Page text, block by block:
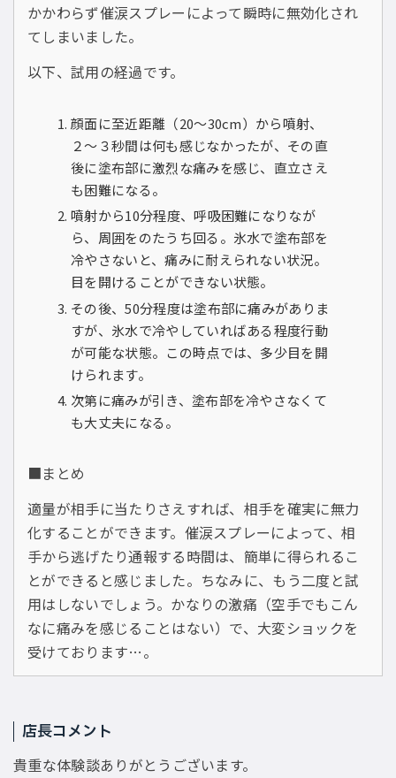
かかわらず催涙スプレーによって瞬時に無効化され
てしまいました。
以下、試用の経過です。
顔面に至近距離（20〜30cm）から噴射、
２〜３秒間は何も感じなかったが、その直
後に塗布部に激烈な痛みを感じ、直立さえ
も困難になる。
噴射から10分程度、呼吸困難になりなが
ら、周囲をのたうち回る。氷水で塗布部を
冷やさないと、痛みに耐えられない状況。
目を開けることができない状態。
その後、50分程度は塗布部に痛みがありま
すが、氷水で冷やしていればある程度行動
が可能な状態。この時点では、多少目を開
けられます。
次第に痛みが引き、塗布部を冷やさなくて
も大丈夫になる。
■まとめ
適量が相手に当たりさえすれば、相手を確実に無力
化することができます。催涙スプレーによって、相
手から逃げたり通報する時間は、簡単に得られるこ
とができると感じました。ちなみに、もう二度と試
用はしないでしょう。かなりの激痛（空手でもこん
なに痛みを感じることはない）で、大変ショックを
受けております…。
店長コメント
貴重な体験談ありがとうございます。